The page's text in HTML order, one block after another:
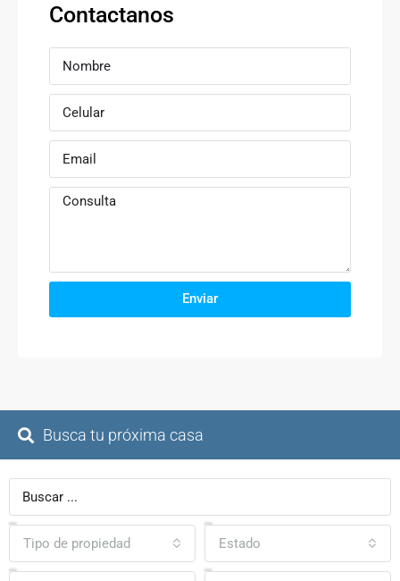
Contactanos
Enviar
Busca tu próxima casa
Tipo de propiedad Estado